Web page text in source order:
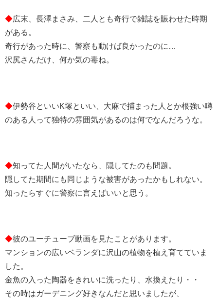
◆広末、長澤まさみ、二人とも奇行で雑誌を賑わせた時期
がある。
奇行があった時に、警察も動けば良かったのに…
沢尻さんだけ、何か気の毒ね。
◆伊勢谷といいK塚といい、大麻で捕まった人とか根強い噂
のある人って独特の雰囲気があるのは何でなんだろうな。
◆知ってた人間がいたなら、隠してたのも問題。
隠してた期間にも同じような被害があったかもしれない。
知ったらすぐに警察に言えばいいと思う。
◆彼のユーチューブ動画を見たことがあります。
マンションの広いベランダに沢山の植物を植え育てていま
した。
金魚の入った陶器をきれいに洗ったり、水換えたり・・
その時はガーデニング好きなんだと思いましたが、